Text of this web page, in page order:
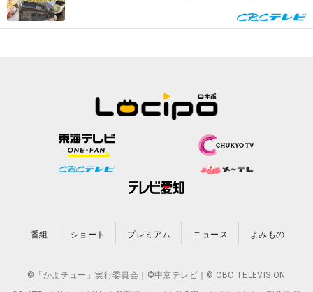
番組 ショート プレミアム ニュース よみもの
©「かよチュー」実行委員会｜©中京テレビ｜© CBC TELEVISION